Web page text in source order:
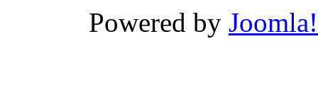
Powered by Joomla!